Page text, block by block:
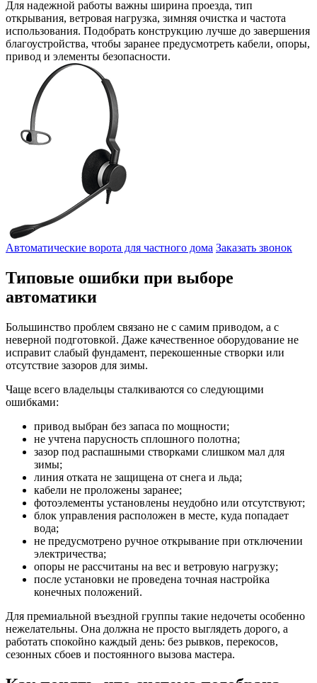
Для надежной работы важны ширина проезда, тип
открывания, ветровая нагрузка, зимняя очистка и частота
использования. Подобрать конструкцию лучше до завершения
благоустройства, чтобы заранее предусмотреть кабели, опоры,
привод и элементы безопасности.
Автоматические ворота для частного дома Заказать звонок
Типовые ошибки при выборе
автоматики
Большинство проблем связано не с самим приводом, а с
неверной подготовкой. Даже качественное оборудование не
исправит слабый фундамент, перекошенные створки или
отсутствие зазоров для зимы.
Чаще всего владельцы сталкиваются со следующими
ошибками:
привод выбран без запаса по мощности;
не учтена парусность сплошного полотна;
зазор под распашными створками слишком мал для
зимы;
линия отката не защищена от снега и льда;
кабели не проложены заранее;
фотоэлементы установлены неудобно или отсутствуют;
блок управления расположен в месте, куда попадает
вода;
не предусмотрено ручное открывание при отключении
электричества;
опоры не рассчитаны на вес и ветровую нагрузку;
после установки не проведена точная настройка
конечных положений.
Для премиальной въездной группы такие недочеты особенно
нежелательны. Она должна не просто выглядеть дорого, а
работать спокойно каждый день: без рывков, перекосов,
сезонных сбоев и постоянного вызова мастера.